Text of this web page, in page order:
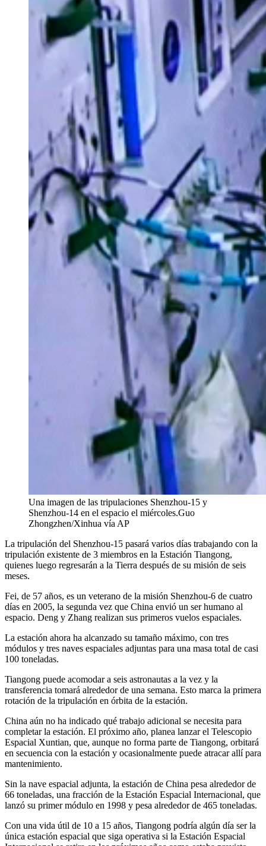
Una imagen de las tripulaciones Shenzhou-15 y
Shenzhou-14 en el espacio el miércoles.Guo
Zhongzhen/Xinhua vía AP
La tripulación del Shenzhou-15 pasará varios días trabajando con la
tripulación existente de 3 miembros en la Estación Tiangong,
quienes luego regresarán a la Tierra después de su misión de seis
meses.
Fei, de 57 años, es un veterano de la misión Shenzhou-6 de cuatro
días en 2005, la segunda vez que China envió un ser humano al
espacio. Deng y Zhang realizan sus primeros vuelos espaciales.
La estación ahora ha alcanzado su tamaño máximo, con tres
módulos y tres naves espaciales adjuntas para una masa total de casi
100 toneladas.
Tiangong puede acomodar a seis astronautas a la vez y la
transferencia tomará alrededor de una semana. Esto marca la primera
rotación de la tripulación en órbita de la estación.
China aún no ha indicado qué trabajo adicional se necesita para
completar la estación. El próximo año, planea lanzar el Telescopio
Espacial Xuntian, que, aunque no forma parte de Tiangong, orbitará
en secuencia con la estación y ocasionalmente puede atracar allí para
mantenimiento.
Sin la nave espacial adjunta, la estación de China pesa alrededor de
66 toneladas, una fracción de la Estación Espacial Internacional, que
lanzó su primer módulo en 1998 y pesa alrededor de 465 toneladas.
Con una vida útil de 10 a 15 años, Tiangong podría algún día ser la
única estación espacial que siga operativa si la Estación Espacial